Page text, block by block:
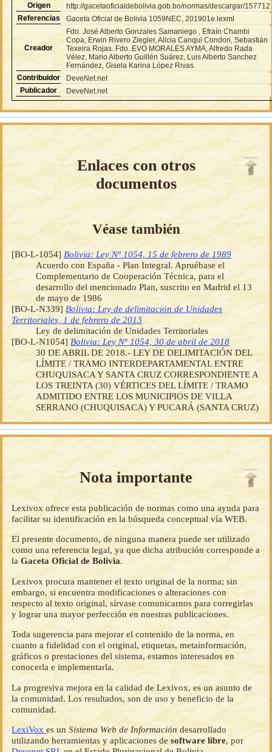
Origen
http://gacetaoficialdebolivia.gob.bo/normas/descargar/157712
Referencias
Gaceta Oficial de Bolivia 1059NEC, 201901e.lexml
Creador
Fdo. José Alberto Gonzales Samaniego , Efraín Chambi
Copa, Erwin Rivero Ziegler, Alicia Canqui Condori, Sebastián
Texeira Rojas. Fdo. EVO MORALES AYMA, Alfredo Rada
Vélez, Mario Alberto Guillén Suárez, Luis Alberto Sanchez
Fernández, Gisela Karina López Rivas.
Contribuidor
DeveNet.net
Publicador
DeveNet.net
Enlaces con otros
documentos
Véase también
[BO-L-1054] Bolivia: Ley Nº 1054, 15 de febrero de 1989
Acuerdo con España - Plan Integral. Apruébase el
Complementario de Cooperación Técnica, para el
desarrollo del mencionado Plan, suscrito en Madrid el 13
de mayo de 1986
[BO-L-N339] Bolivia: Ley de delimitación de Unidades
Territoriales, 1 de febrero de 2013
Ley de delimitación de Unidades Territoriales
[BO-L-N1054] Bolivia: Ley Nº 1054, 30 de abril de 2018
30 DE ABRIL DE 2018.- LEY DE DELIMITACIÓN DEL
LÍMITE / TRAMO INTERDEPARTAMENTAL ENTRE
CHUQUISACA Y SANTA CRUZ CORRESPONDIENTE A
LOS TREINTA (30) VÉRTICES DEL LÍMITE / TRAMO
ADMITIDO ENTRE LOS MUNICIPIOS DE VILLA
SERRANO (CHUQUISACA) Y PUCARÁ (SANTA CRUZ)
Nota importante
Lexivox ofrece esta publicación de normas como una ayuda para
facilitar su identificación en la búsqueda conceptual vía WEB.
El presente documento, de ninguna manera puede ser utilizado
como una referencia legal, ya que dicha atribución corresponde a
laGaceta Oficial de Bolivia.
Lexivox procura mantener el texto original de la norma; sin
embargo, si encuentra modificaciones o alteraciones con
respecto al texto original, sírvase comunicarnos para corregirlas
y lograr una mayor perfección en nuestras publicaciones.
Toda sugerencia para mejorar el contenido de la norma, en
cuanto a fidelidad con el original, etiquetas, metainformación,
gráficos o prestaciones del sistema, estamos interesados en
conocerla e implementarla.
La progresiva mejora en la calidad de Lexivox, es un asunto de
la comunidad. Los resultados, son de uso y beneficio de la
comunidad.
LexiVoxes unSistema Web de Información desarrollado
utilizando herramientas y aplicaciones desoftware libre, por